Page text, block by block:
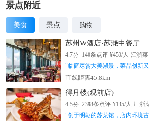
景点附近
美食 景点 购物
苏州W酒店·苏滟中餐厅
4.7分 140条点评 ¥450/人 江浙菜
"临窗尽赏大美湖景，菜品创新
直线距离45.8km
得月楼(观前店)
4.5分 2398条点评 ¥135/人 江浙
"创于明朝的苏菜馆，店内环境